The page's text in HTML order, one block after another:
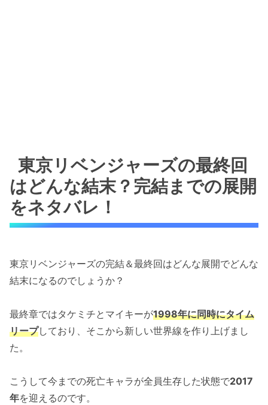
東京リベンジャーズの最終回
はどんな結末？完結までの展開
をネタバレ！
東京リベンジャーズの完結＆最終回はどんな展開でどんな
結末になるのでしょうか？
最終章ではタケミチとマイキーが1998年に同時にタイム
リープしており、そこから新しい世界線を作り上げまし
た。
こうして今までの死亡キャラが全員生存した状態で2017
年を迎えるのです。